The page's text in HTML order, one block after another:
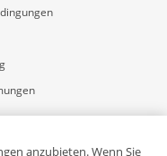
anzubieten. Wenn Sie